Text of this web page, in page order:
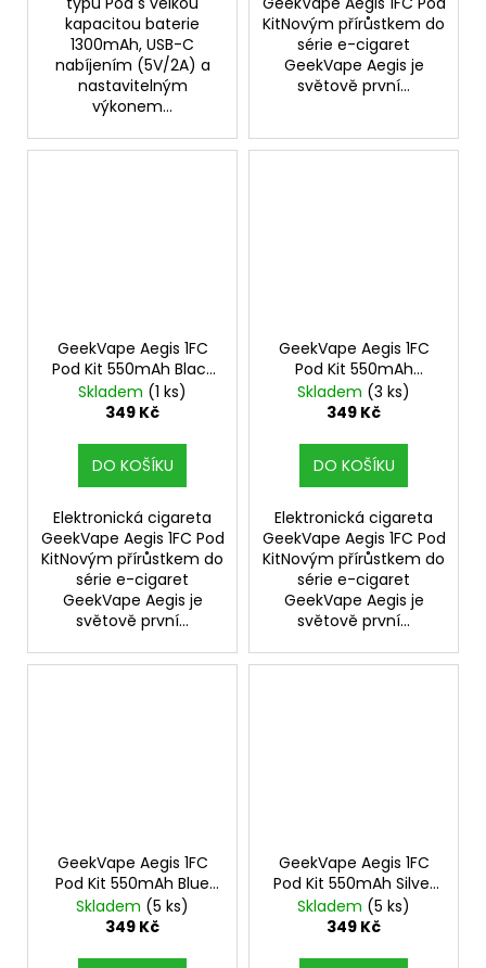
kapacitou baterie
1300mAh, USB-C
nabíjením (5V/2A) a
nastavitelným
výkonem...
KitNovým přírůstkem do
série e-cigaret
GeekVape Aegis je
světově první...
GeekVape Aegis 1FC
Pod Kit 550mAh Black
1ks
Skladem (1 ks)
349 Kč
DO KOŠÍKU
Elektronická cigareta
GeekVape Aegis 1FC Pod
KitNovým přírůstkem do
série e-cigaret
GeekVape Aegis je
světově první...
GeekVape Aegis 1FC
Pod Kit 550mAh
Rainbow 1ks
Skladem (3 ks)
349 Kč
DO KOŠÍKU
Elektronická cigareta
GeekVape Aegis 1FC Pod
KitNovým přírůstkem do
série e-cigaret
GeekVape Aegis je
světově první...
GeekVape Aegis 1FC
Pod Kit 550mAh Blue
Silver 1ks
Skladem (5 ks)
349 Kč
GeekVape Aegis 1FC
Pod Kit 550mAh Silver
1ks
Skladem (5 ks)
349 Kč